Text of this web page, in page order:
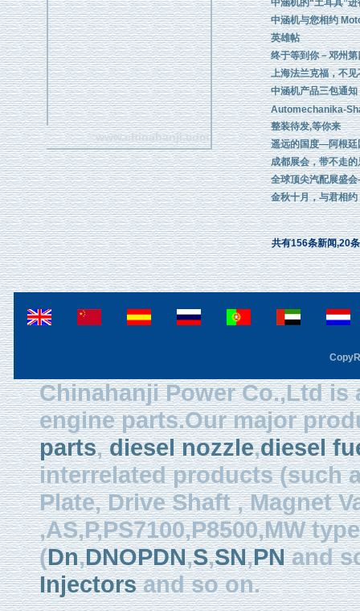
www.chinahanji.com
中涵机的“土耳其”
中涵机与您相约
英雄帖
终于等到你－邓州
上海法兰克福，不见
中涵机产品三包通知
Automechanika-
整装待发,等你来
遥远的国度—阿根廷
成都展会，带不走的
全球顶尖汽配展盛
金秋十月，与君相约
共有156条新闻,20
Chinahanji Power Co.,Ltd
engine parts.Our major
parts,diesel nozzle,diesel
interrelated products (such
Plate, Drive Shaft , Magnet
,AS,P,PS7100,P8500,MW
(Dn,DNOPDN,S,SN,PNand
Injectorsand so on.